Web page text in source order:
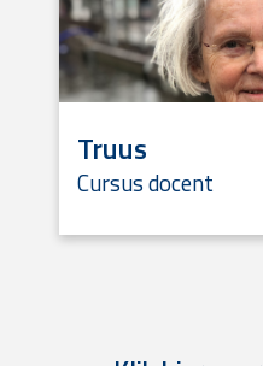
Truus
Cursus docent